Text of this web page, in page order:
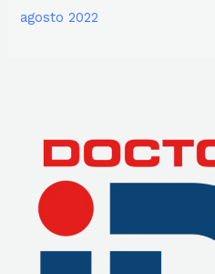
agosto 2022